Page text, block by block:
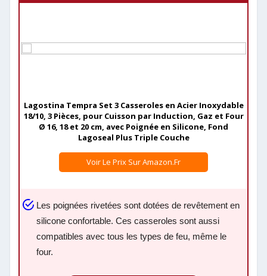
Lagostina Tempra Set 3 Casseroles en Acier Inoxydable
18/10, 3 Pièces, pour Cuisson par Induction, Gaz et Four
Ø 16, 18 et 20 cm, avec Poignée en Silicone, Fond
Lagoseal Plus Triple Couche
Voir Le Prix Sur Amazon.fr
Les poignées rivetées sont dotées de revêtement en
silicone confortable. Ces casseroles sont aussi
compatibles avec tous les types de feu, même le
four.